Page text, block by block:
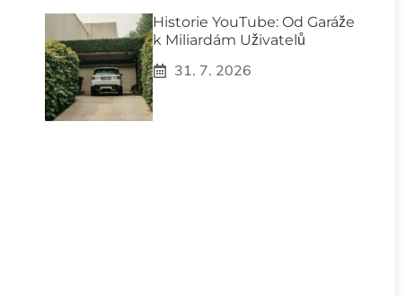
Historie YouTube: Od Garáže
k Miliardám Uživatelů
31. 7. 2026